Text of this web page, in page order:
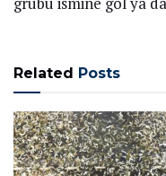
Related Posts